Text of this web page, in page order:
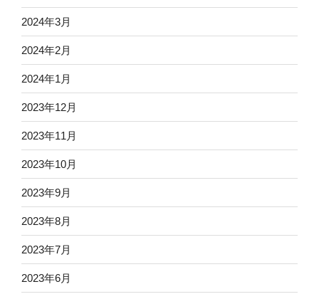
2024年3月
2024年2月
2024年1月
2023年12月
2023年11月
2023年10月
2023年9月
2023年8月
2023年7月
2023年6月